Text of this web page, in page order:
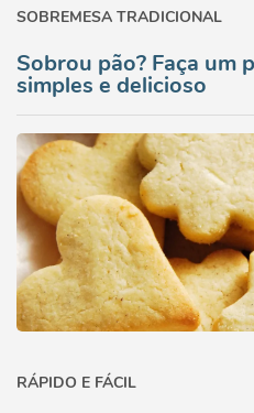
SOBREMESA TRADICIONAL
Sobrou pão? Faça um
simples e delicioso
RÁPIDO E FÁCIL